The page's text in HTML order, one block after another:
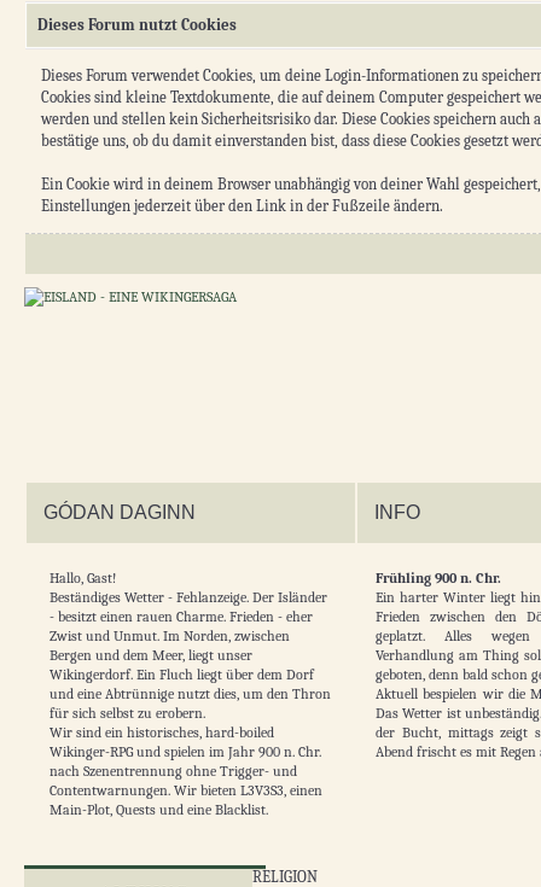
Dieses Forum nutzt Cookies
Dieses Forum verwendet Cookies, um deine Login-Informationen zu
Cookies sind kleine Textdokumente, die auf deinem Computer gespeichert
werden und stellen kein Sicherheitsrisiko dar. Diese Cookies speichern
bestätige uns, ob du damit einverstanden bist, dass diese Cookies gesetzt
Ein Cookie wird in deinem Browser unabhängig von deiner Wahl
Einstellungen jederzeit über den Link in der Fußzeile ändern.
GÓDAN DAGINN INFO
Hallo, Gast!
Beständiges Wetter - Fehlanzeige. Der Isländer
- besitzt einen rauen Charme. Frieden - eher
Zwist und Unmut. Im Norden, zwischen
Bergen und dem Meer, liegt unser
Wikingerdorf. Ein Fluch liegt über dem Dorf
und eine Abtrünnige nutzt dies, um den Thron
für sich selbst zu erobern.
Wir sind ein historisches, hard-boiled
Wikinger-RPG und spielen im Jahr 900 n. Chr.
nach Szenentrennung ohne Trigger- und
Contentwarnungen. Wir bieten L3V3S3, einen
Main-Plot, Quests und eine Blacklist.
Frühling 900 n. Chr.
Ein harter Winter liegt
Frieden zwischen den
geplatzt. Alles
Verhandlung am Thing
geboten, denn bald schon
Aktuell bespielen wir die
Das Wetter ist
der Bucht, mittags zeigt
Abend frischt es mit Regen
RELIGION